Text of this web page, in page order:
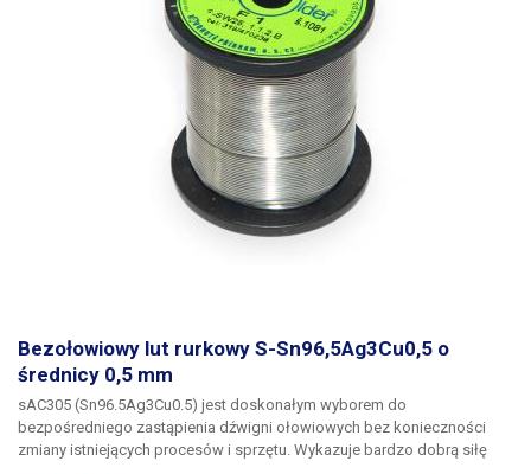
Bezołowiowy lut rurkowy S-Sn96,5Ag3Cu0,5 o
średnicy 0,5 mm
sAC305 (Sn96.5Ag3Cu0.5) jest doskonałym wyborem do
bezpośredniego zastąpienia dźwigni ołowiowych bez konieczności
zmiany istniejących procesów i sprzętu. Wykazuje bardzo dobrą siłę